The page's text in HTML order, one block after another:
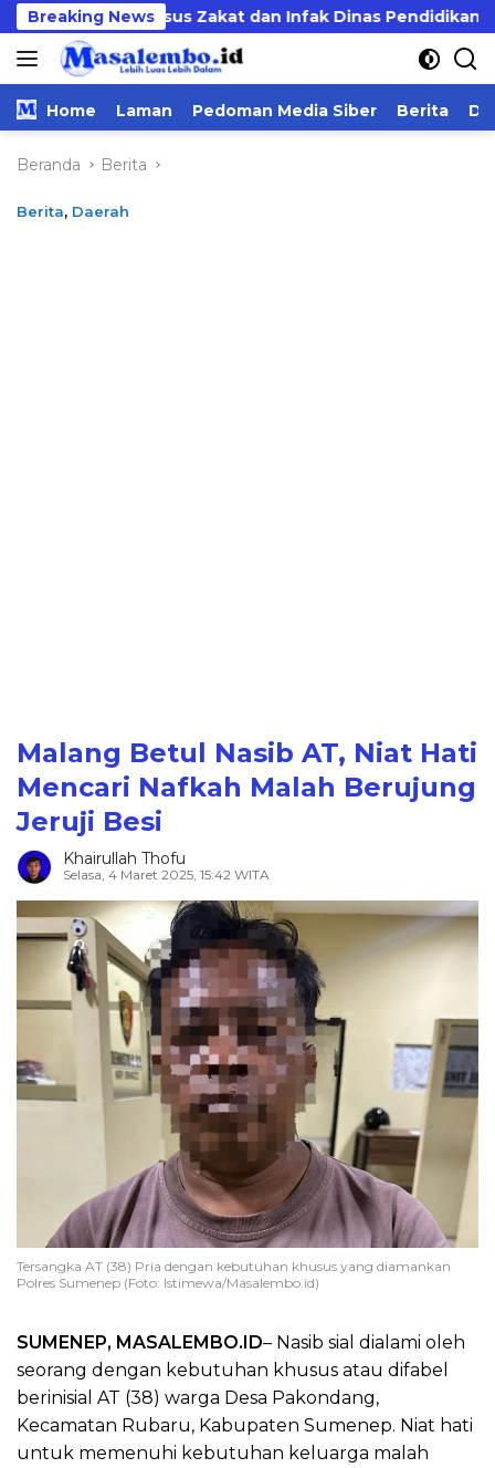
Langsung
ke
konten
Breaking News
Kasus Zakat dan Infak Dinas Pendidikan
Home Laman Pedoman Media Siber Berita
Beranda Berita
Berita, Daerah
Malang Betul Nasib AT, Niat Hati
Mencari Nafkah Malah Berujung
Jeruji Besi
Khairullah Thofu
Selasa, 4 Maret 2025, 15:42 WITA
Tersangka AT (38) Pria dengan kebutuhan khusus yang diamankan
Polres Sumenep (Foto: Istimewa/Masalembo.id)
SUMENEP, MASALEMBO.ID– Nasib sial dialami oleh
seorang dengan kebutuhan khusus atau difabel
berinisial AT (38) warga Desa Pakondang,
Kecamatan Rubaru, Kabupaten Sumenep. Niat hati
untuk memenuhi kebutuhan keluarga malah